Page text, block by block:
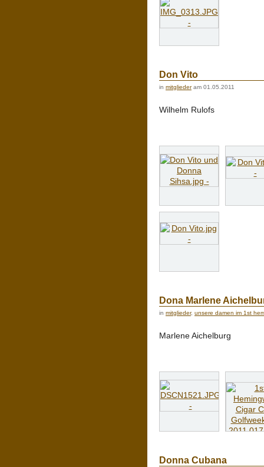
Don Vito
in mitgliederam 01.05.2011
Wilhelm Rulofs
Dona Marlene
in mitglieder, unsere damen im 1st
Marlene Aichelburg
Donna Cubana